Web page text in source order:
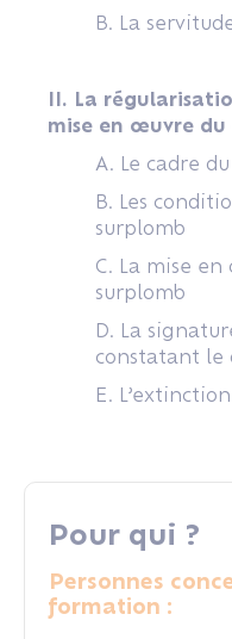
B. La
II. La
mise en œuvre
A. Le cadre
B. Les
surplomb
C. La mise
surplomb
D. La
constatant le
E.
Pour qui ?
Personnes
formation :